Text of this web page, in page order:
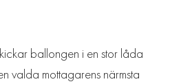
ballongen i en stor låda
valda mottagarens närmsta